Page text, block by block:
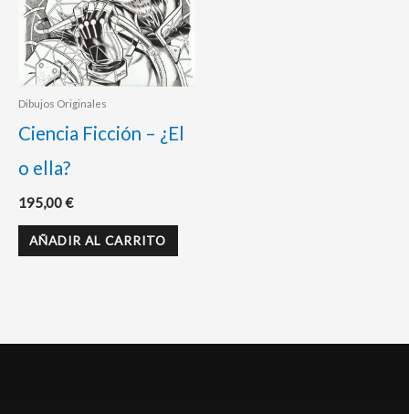
Dibujos Originales
Ciencia Ficción – ¿El
o ella?
195,00€
AÑADIR AL CARRITO